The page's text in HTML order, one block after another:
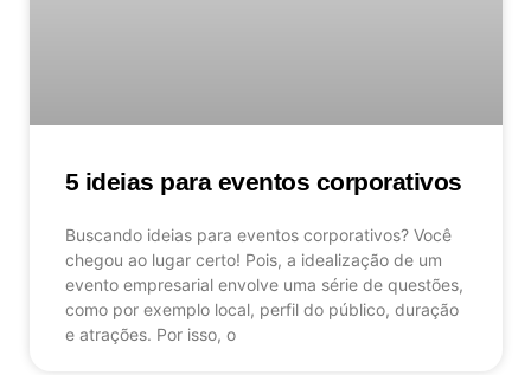
5 ideias para eventos corporativos
Buscando ideias para eventos corporativos? Você
chegou ao lugar certo! Pois, a idealização de um
evento empresarial envolve uma série de questões,
como por exemplo local, perfil do público, duração
e atrações. Por isso, o